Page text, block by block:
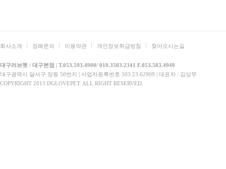
회사소개 장례문의 이용약관 개인정보취급방침 찾아오시는길
대구러브펫 / 대구본점 | T.053.593.4900/ 010.3503.2341 F.053.583.4949
대구광역시 달서구 장동 50번지 | 사업자등록번호 503.23.62909 | 대표자 : 김상무
COPYRIGHT 2013 DGLOVEPET. ALL RIGHT RESERVED.